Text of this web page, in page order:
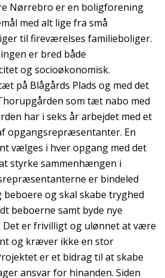
Nørrebro er en boligforening
med alt lige fra små
til fireværelses familieboliger.
er bred både
og socioøkonomisk.
på Blågårds Plads og med det
som tæt nabo med
har i seks år arbejdet med et
opgangsrepræsentanter. En
vælges i hver opgang med det
styrke sammenhængen i
er bindeled
beboere og skal skabe tryghed
beboerne samt byde nye
Det er frivilligt og ulønnet at være
og kræver ikke en stor
er et bidrag til at skabe
ansvar for hinanden. Siden